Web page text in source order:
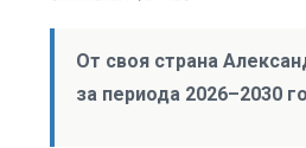
От своя страна
за периода 2026–2030